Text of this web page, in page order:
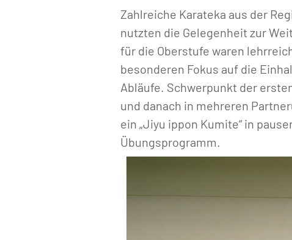
Zahlreiche Karateka aus der
nutzten die Gelegenheit zur
für die Oberstufe waren
besonderen Fokus auf die
Abläufe. Schwerpunkt der
und danach in mehreren
ein „Jiyu ippon Kumite“ in
Übungsprogramm.